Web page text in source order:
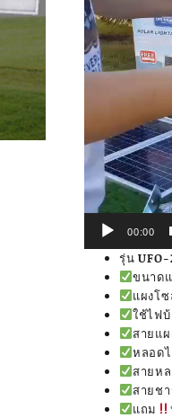
00:00
รุ่น
ขนาด
แผงโ
ใช้ไฟ
สายแ
หลอด
สายห
สายช
แถม